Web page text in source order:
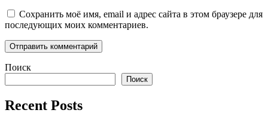
Сохранить моё имя, email и адрес сайта в этом браузере для
последующих моих комментариев.
Поиск
Поиск
Recent Posts